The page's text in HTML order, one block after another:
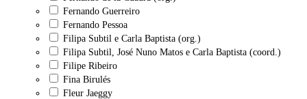
Fernando Guerreiro
Fernando Pessoa
Filipa Subtil e Carla Baptista (org.)
Filipa Subtil, José Nuno Matos e Carla Baptista (coord.)
Filipe Ribeiro
Fina Birulés
Fleur Jaeggy